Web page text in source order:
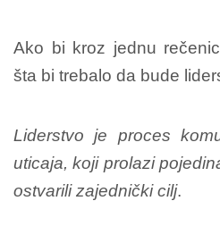
Ako bi kroz jednu
šta bi trebalo da bude
Liderstvo je proces
uticaja, koji prolazi
ostvarili zajednički cilj.